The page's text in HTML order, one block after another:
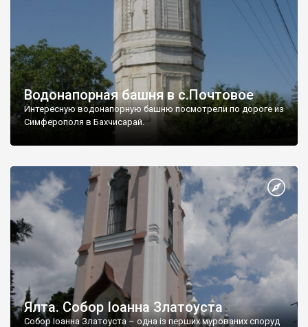
Водонапорная башня в с.Почтовое
Интересную водонапорную башню посмотрели по дороге из
Симферополя в Бахчисарай.
Ялта. Собор Іоанна Златоуста
Собор Іоанна Златоуста – одна із перших мурованих споруд